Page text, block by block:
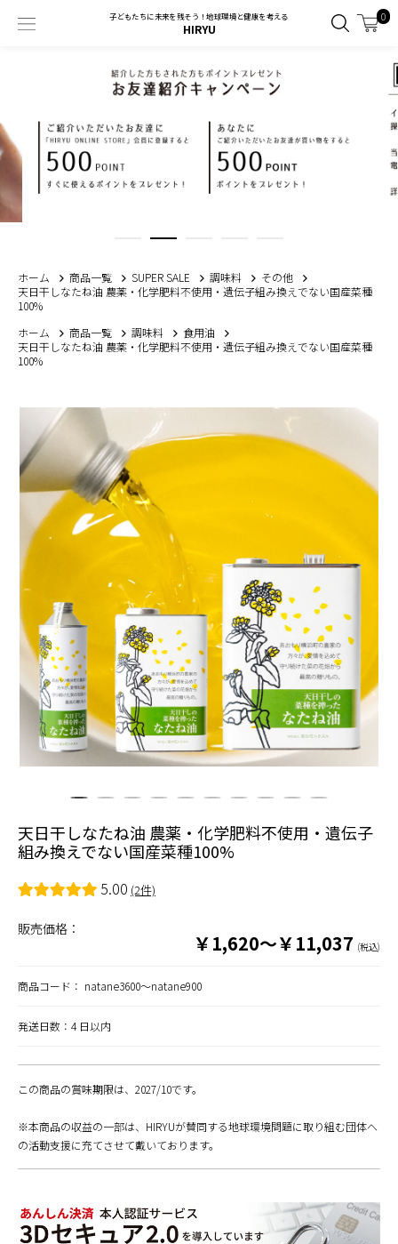
子どもたちに未来を残そう！地球環境と健康を考える
HIRYU
0
ホーム 商品一覧 SUPER SALE 調味料
その他
天日干しなたね油 農薬・化学肥料不使用・遺伝子組み換えでない国産菜種
100%
ホーム
商品一覧 調味料
食用油
天日干しなたね油 農薬・化学肥料不使用・遺伝子組み換えでない国産菜種
100%
天日干しなたね油 農薬・化学肥料不使用・遺伝子
組み換えでない国産菜種100%
5.00 (2件)
販売価格：
￥1,620～￥11,037 (税込)
商品コード： natane3600～natane900
発送日数：4 日以内
この商品の賞味期限は、2027/10です。
※本商品の収益の一部は、HIRYUが賛同する地球環境問題に取り組む団体へ
の活動支援に充てさせて戴いております。